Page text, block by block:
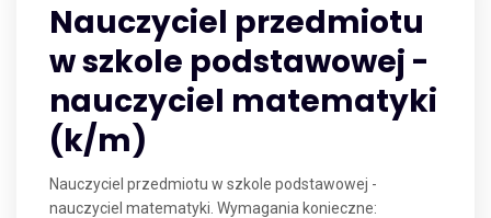
Nauczyciel przedmiotu
w szkole podstawowej -
nauczyciel matematyki
(k/m)
Nauczyciel przedmiotu w szkole podstawowej -
nauczyciel matematyki. Wymagania konieczne: